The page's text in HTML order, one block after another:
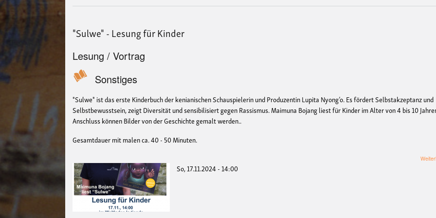
"Sulwe" - Lesung für Kinder
Lesung / Vortrag
Sonstiges
"Sulwe" ist das erste Kinderbuch der kenianischen Schauspielerin und Produzentin Lupita Nyong’o. Es fördert Selbstakzeptanz und
Selbstbewusstsein, zeigt Diversität und sensibilisiert gegen Rassismus. Maimuna Bojang liest für Kinder im Alter von 4 bis 10
Anschluss können Bilder von der Geschichte gemalt werden..
Gesamtdauer mit malen ca. 40 - 50 Minuten.
So, 17.11.2024 - 14:00